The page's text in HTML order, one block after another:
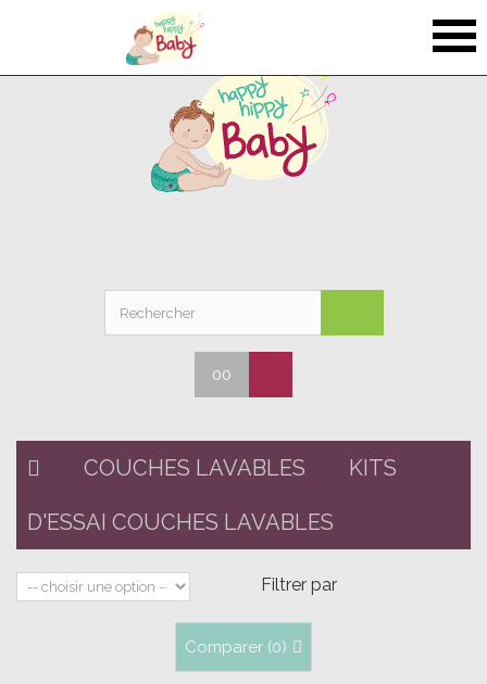
00
COUCHES LAVABLES KITS
D'ESSAI COUCHES LAVABLES
Filtrer par
Comparer (0)